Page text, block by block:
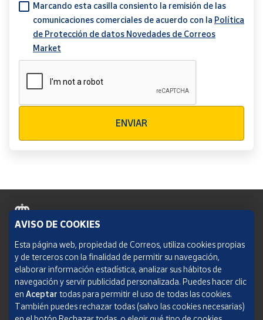
Marcando esta casilla consiento la remisión de las
comunicaciones comerciales de acuerdo con la Política
de Protección de datos Novedades de Correos
Market
ENVIAR
Política de cookies
Aviso legal
Condiciones del servicio
Política de Privacidad Web
AVISO DE COOKIES
Esta página web, propiedad de Correos, utiliza cookies propias
y de terceros con la finalidad de permitir su navegación,
elaborar información estadística, analizar sus hábitos de
navegación y servir publicidad personalizada. Puedes hacer clic
en Aceptar todas para permitir el uso de todas las cookies.
También puedes rechazar todas (salvo las cookies necesarias)